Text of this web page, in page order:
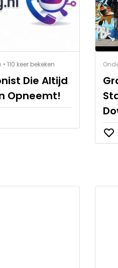
• 110 keer bekeken
Die Altijd
Opneemt!